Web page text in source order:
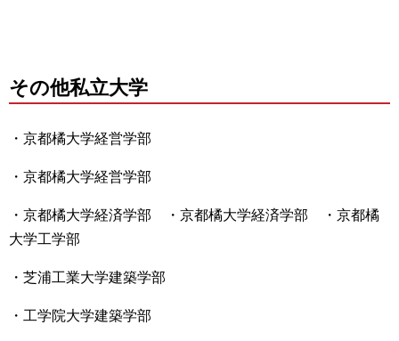
その他私立大学
・京都橘大学経営学部
・京都橘大学経営学部
・京都橘大学経済学部 ・京都橘大学経済学部 ・京都橘
大学工学部
・芝浦工業大学建築学部
・工学院大学建築学部